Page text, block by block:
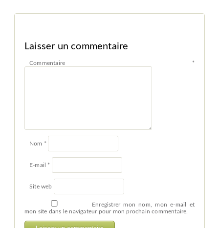
Laisser un commentaire
Commentaire *
Nom *
E-mail *
Site web
Enregistrer mon nom, mon e-mail et
mon site dans le navigateur pour mon prochain commentaire.